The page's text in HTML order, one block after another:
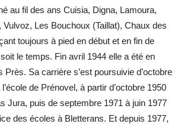
au fil des ans Cuisia, Digna, Lamoura,
Les Bouchoux (Taillat), Chaux des
toujours à pied en début et en fin de
le temps. Fin avril 1944 elle a été en
Près. Sa carrière s’est poursuivie d’octobre
de Prénovel, à partir d’octobre 1950
Jura, puis de septembre 1971 à juin 1977
des écoles à Bletterans. Et depuis 1977,